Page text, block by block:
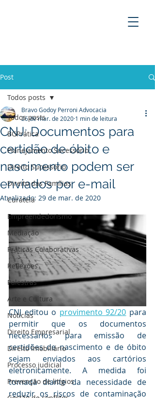
Post
Todos posts
BGPrática
Planejamento Sucessório
Direito Sucessório
Direito das Famílias
Curatela
Empreendedorismo
Mediaçāo
Práticas Colaborativas
Reflexões
Palestras
Arte e Cultura
Notícias
Direito Empresarial
Direito Imobiliário
Processo judicial
Prevenção de litígios
Todos posts
CNJ: Documentos para
certidão de óbito e
nascimento podem ser
enviados por e-mail
Bravo Godoy Perroni Advocacia
26 de mar. de 2020 1 min de leitura
Atualizado: 29 de mar. de 2020
CNJ editou o provimento 92/20 para
permitir que os documentos
necessários para emissão de
certidões de nascimento e de óbito
sejam enviados aos cartórios
eletronicamente. A medida foi
tomada diante da necessidade de
reduzir os riscos de contaminação